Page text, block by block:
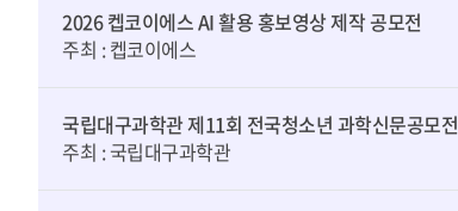
2026 켑코이에스 AI 활용 홍보영상 제작 공모전
주최 : 켑코이에스
국립대구과학관 제11회 전국청소년 과학신문공모전
주최 : 국립대구과학관